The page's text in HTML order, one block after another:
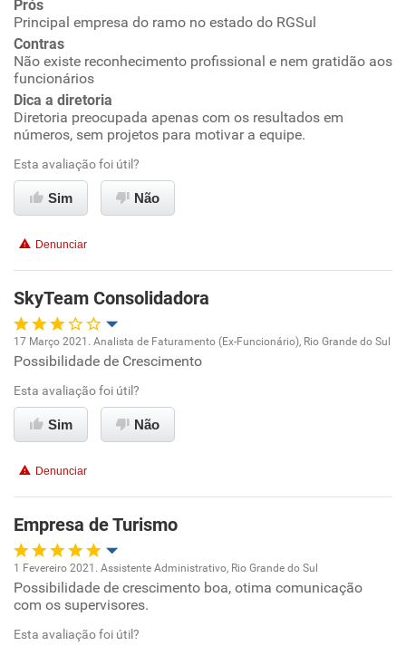
Conciliação com a vida familiar
Benefícios
Recomenda esta empresa
Não recomenda a diretoria
Prós
Principal empresa do ramo no estado do RGSul
Contras
Não existe reconhecimento profissional e nem gratidão aos
funcionários
Dica a diretoria
Diretoria preocupada apenas com os resultados em
números, sem projetos para motivar a equipe.
Esta avaliação foi útil?
Sim Não
Denunciar
SkyTeam Consolidadora
Oportunidade de promoção
Ambiente de trabalho
Benefícios
Recomenda esta empresa
Recomenda a diretoria
17 Março 2021. Analista de Faturamento (Ex-Funcionário), Rio Grande do Sul
Possibilidade de Crescimento
Esta avaliação foi útil?
Sim Não
Denunciar
Empresa de Turismo
Oportunidade de promoção
Ambiente de trabalho
1 Fevereiro 2021. Assistente Administrativo, Rio Grande do Sul
Possibilidade de crescimento boa, otima comunicação
com os supervisores.
Esta avaliação foi útil?